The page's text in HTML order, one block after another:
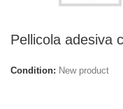
Pellicola adesiva
Condition: New product